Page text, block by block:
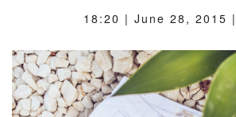
18:20 | June 28, 2015